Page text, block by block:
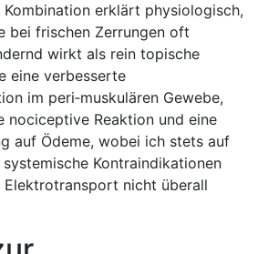
erklärt physiologisch,
bei ⁢frischen Zerrungen oft
wirkt als rein topische
eine verbesserte
im peri‑muskulären Gewebe,
⁢nociceptive Reaktion und eine
‌auf Ödeme, wobei ​ich stets auf
Kontraindikationen
nicht‌ überall